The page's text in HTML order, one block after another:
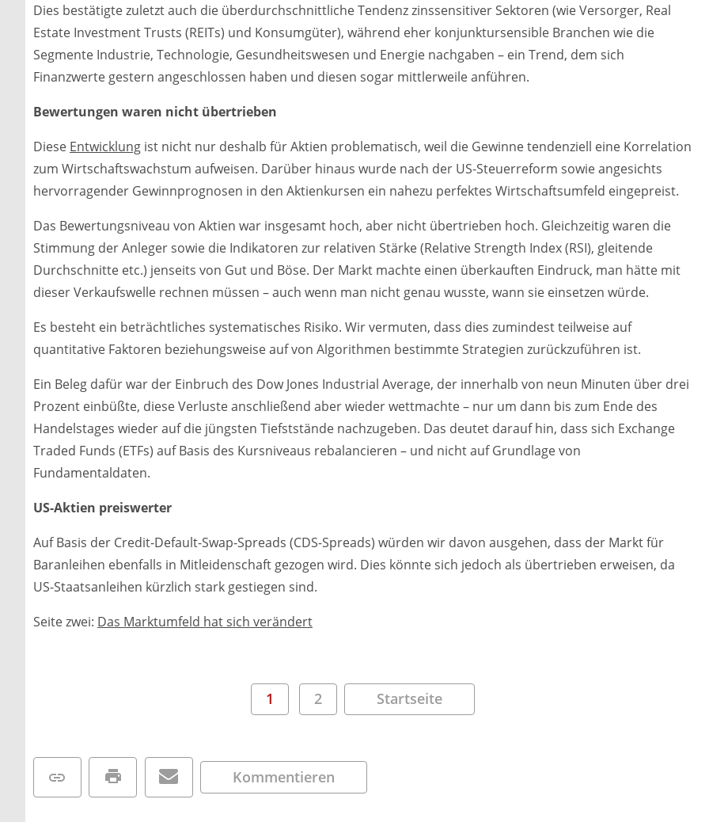
Dies bestätigte zuletzt auch die überdurchschnittliche Tendenz zinssensitiver Sektoren (wie Versorger, Real
Estate Investment Trusts (REITs) und Konsumgüter), während eher konjunktursensible Branchen wie die
Segmente Industrie, Technologie, Gesundheitswesen und Energie nachgaben – ein Trend, dem sich
Finanzwerte gestern angeschlossen haben und diesen sogar mittlerweile anführen.
Bewertungen waren nicht übertrieben
Diese Entwicklung ist nicht nur deshalb für Aktien problematisch, weil die Gewinne tendenziell eine Korrelation
zum Wirtschaftswachstum aufweisen. Darüber hinaus wurde nach der US-Steuerreform sowie angesichts
hervorragender Gewinnprognosen in den Aktienkursen ein nahezu perfektes Wirtschaftsumfeld eingepreist.
Das Bewertungsniveau von Aktien war insgesamt hoch, aber nicht übertrieben hoch. Gleichzeitig waren die
Stimmung der Anleger sowie die Indikatoren zur relativen Stärke (Relative Strength Index (RSI), gleitende
Durchschnitte etc.) jenseits von Gut und Böse. Der Markt machte einen überkauften Eindruck, man hätte mit
dieser Verkaufswelle rechnen müssen – auch wenn man nicht genau wusste, wann sie einsetzen würde.
Es besteht ein beträchtliches systematisches Risiko. Wir vermuten, dass dies zumindest teilweise auf
quantitative Faktoren beziehungsweise auf von Algorithmen bestimmte Strategien zurückzuführen ist.
Ein Beleg dafür war der Einbruch des Dow Jones Industrial Average, der innerhalb von neun Minuten über drei
Prozent einbüßte, diese Verluste anschließend aber wieder wettmachte – nur um dann bis zum Ende des
Handelstages wieder auf die jüngsten Tiefststände nachzugeben. Das deutet darauf hin, dass sich Exchange
Traded Funds (ETFs) auf Basis des Kursniveaus rebalancieren – und nicht auf Grundlage von
Fundamentaldaten.
US-Aktien preiswerter
Auf Basis der Credit-Default-Swap-Spreads (CDS-Spreads) würden wir davon ausgehen, dass der Markt für
Baranleihen ebenfalls in Mitleidenschaft gezogen wird. Dies könnte sich jedoch als übertrieben erweisen, da
US-Staatsanleihen kürzlich stark gestiegen sind.
Seite zwei: Das Marktumfeld hat sich verändert
1 2 Startseite
Kommentieren